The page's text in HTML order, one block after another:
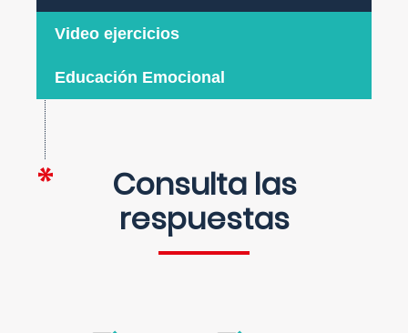
Video ejercicios
Educación Emocional
Consulta las
respuestas